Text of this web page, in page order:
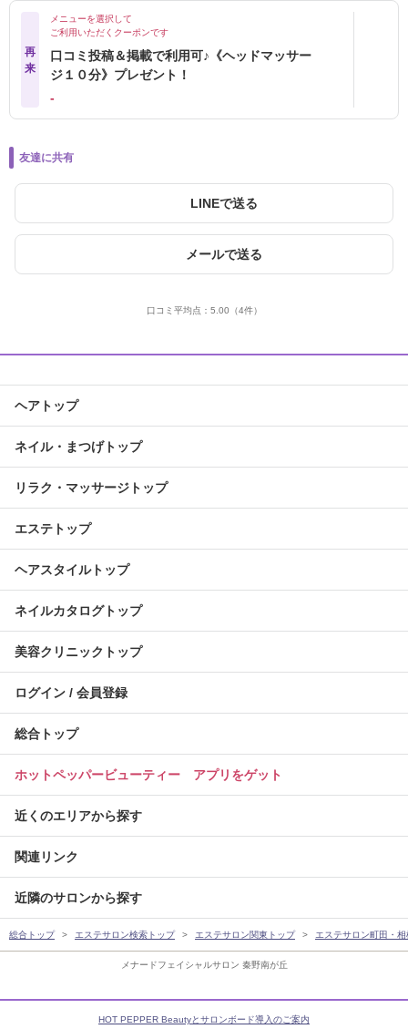
メナードフェイシャルサロン 秦野南が丘
再
来
メニューを選択して
ご利用いただくクーポンです
口コミ投稿＆掲載で利用可♪《ヘッドマッサー
ジ１０分》プレゼント！
‐
友達に共有
LINEで送る
メールで送る
口コミ平均点： 5.00 （4件）
ヘアトップ
ネイル・まつげトップ
リラク・マッサージトップ
エステトップ
ヘアスタイルトップ
ネイルカタログトップ
美容クリニックトップ
ログイン / 会員登録
総合トップ
ホットペッパービューティー アプリをゲット
近くのエリアから探す
関連リンク
近隣のサロンから探す
総合トップ エステサロン検索トップ エステサロン関東トップ エステサロン町田・
HOT PEPPER Beautyとサロンボード導入のご案内